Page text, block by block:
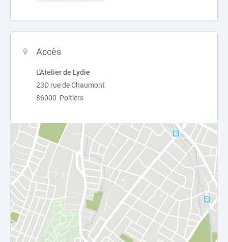
Accès
L'Atelier de Lydie
23D rue de Chaumont
86000 Poitiers